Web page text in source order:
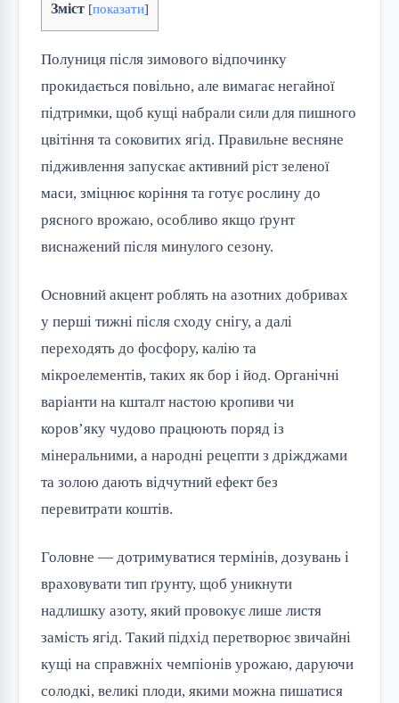
Зміст [показати]
Полуниця після зимового відпочинку
прокидається повільно, але вимагає негайної
підтримки, щоб кущі набрали сили для пишного
цвітіння та соковитих ягід. Правильне весняне
підживлення запускає активний ріст зеленої
маси, зміцнює коріння та готує рослину до
рясного врожаю, особливо якщо ґрунт
виснажений після минулого сезону.
Основний акцент роблять на азотних добривах
у перші тижні після сходу снігу, а далі
переходять до фосфору, калію та
мікроелементів, таких як бор і йод. Органічні
варіанти на кшталт настою кропиви чи
коров’яку чудово працюють поряд із
мінеральними, а народні рецепти з дріжджами
та золою дають відчутний ефект без
перевитрати коштів.
Головне — дотримуватися термінів, дозувань і
враховувати тип ґрунту, щоб уникнути
надлишку азоту, який провокує лише листя
замість ягід. Такий підхід перетворює звичайні
кущі на справжніх чемпіонів урожаю, даруючи
солодкі, великі плоди, якими можна пишатися